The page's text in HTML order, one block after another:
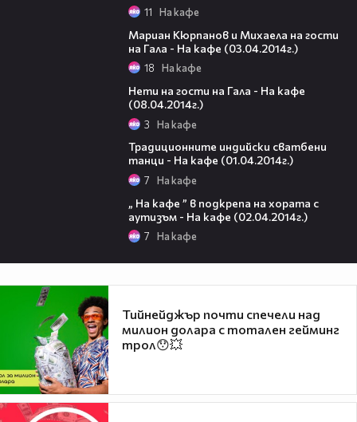
11 На кафе
Мариан Кюрпанов и Михаела на гости
на Гала - На кафе (03.04.2014г.)
18 На кафе
Нети на гости на Гала - На кафе
(08.04.2014г.)
3 На кафе
Традиционните индийски сватбени
танци - На кафе (01.04.2014г.)
7 На кафе
„ На кафе ” в подкрепа на хората с
аутизъм - На кафе (02.04.2014г.)
7 На кафе
Тийнейджър почти спечели над
милион долара с тотален гейминг
трол😯💥